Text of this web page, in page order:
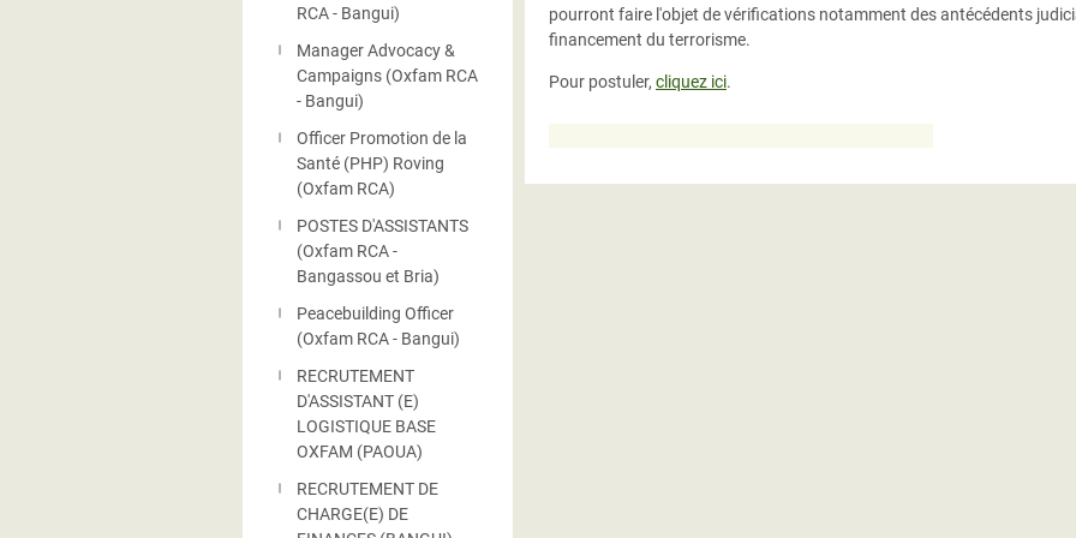
pourront faire l'objet de vérifications notamment des antécédents
financement du terrorisme.
Pour postuler, cliquez ici.
RCA - Bangui)
Manager Advocacy &
Campaigns (Oxfam RCA
- Bangui)
Officer Promotion de la
Santé (PHP) Roving
(Oxfam RCA)
POSTES D'ASSISTANTS
(Oxfam RCA -
Bangassou et Bria)
Peacebuilding Officer
(Oxfam RCA - Bangui)
RECRUTEMENT
D'ASSISTANT (E)
LOGISTIQUE BASE
OXFAM (PAOUA)
RECRUTEMENT DE
CHARGE(E) DE